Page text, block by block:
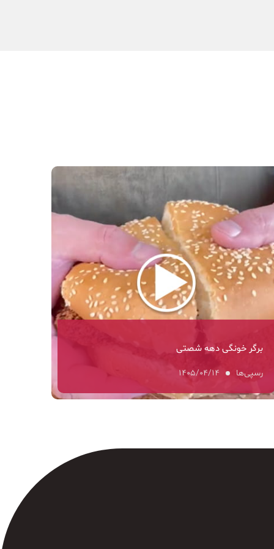
رسپی‌ها ۱۴۰۵/۰۴/۱۴
برگر خونگی دهه شصتی